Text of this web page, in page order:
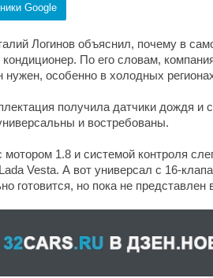
Google
Логинов объяснил, почему в
По его словам,
нужен, особенно в холодных
получила датчики дождя и
и востребованы.
мотором 1.8 и системой контроля
Vesta. А вот универсал с 16-
готовится, но пока не